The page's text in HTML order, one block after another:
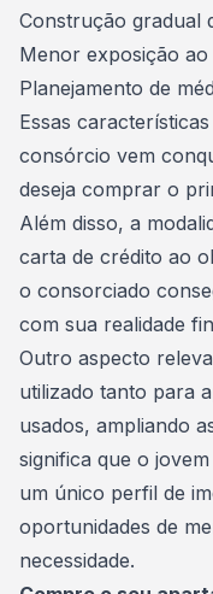
Construção gradual
Menor exposição ao
Planejamento de
Essas
consórcio vem
deseja comprar o
Além disso, a
carta de crédito ao
o consorciado
com sua realidade
Outro aspecto
utilizado tanto para
usados, ampliando
significa que o
um único perfil de
oportunidades de
necessidade.